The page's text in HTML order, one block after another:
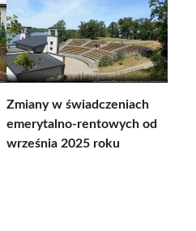
Zmiany w świadczeniach
emerytalno-rentowych od
września 2025 roku